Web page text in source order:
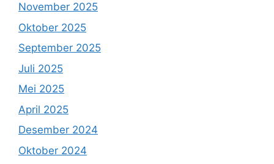
November 2025
Oktober 2025
September 2025
Juli 2025
Mei 2025
April 2025
Desember 2024
Oktober 2024